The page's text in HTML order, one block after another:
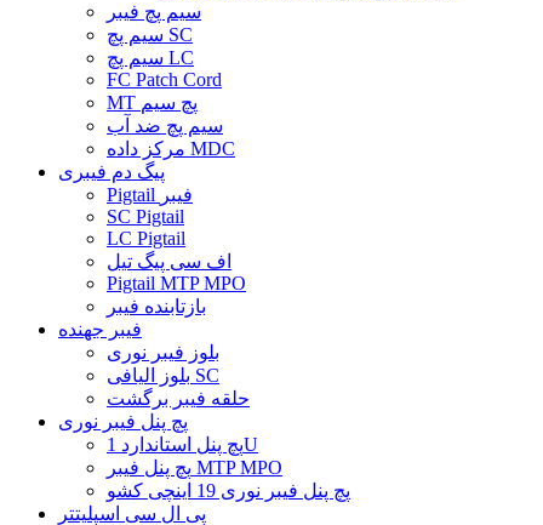
سیم پچ فیبر
سیم پچ SC
سیم پچ LC
FC Patch Cord
MT پچ سیم
سیم پچ ضد آب
مرکز داده MDC
پیگ دم فیبری
Pigtail فیبر
SC Pigtail
LC Pigtail
اف سی پیگ تیل
Pigtail MTP MPO
بازتابنده فیبر
فیبر جهنده
بلوز فیبر نوری
بلوز الیافی SC
حلقه فیبر برگشت
پچ پنل فیبر نوری
پچ پنل استاندارد 1U
پچ پنل فیبر MTP MPO
پچ پنل فیبر نوری 19 اینچی کشو
پی ال سی اسپلیتتر